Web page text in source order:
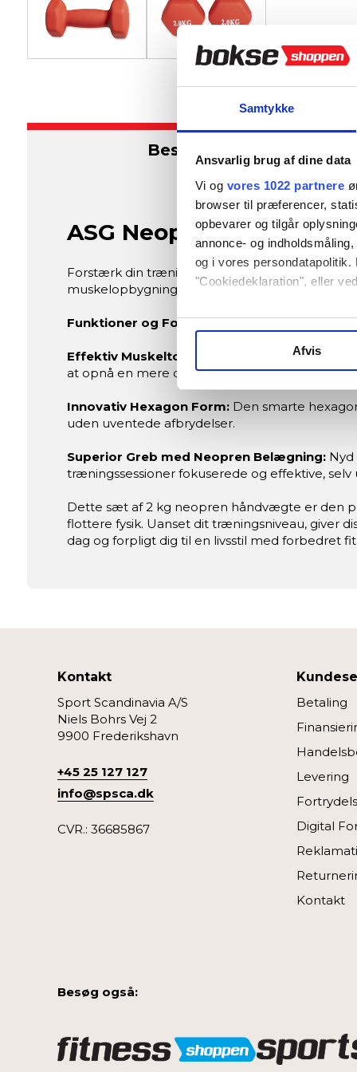
Samtykke
Ansvarlig brug af dine data
Vi og vores 1022 partnere
browser til præferencer,
opbevarer og tilgår
annonce- og
og i vores
"Cookiedeklaration", eller
Hvis du tillader det, vil vi
Vi og vores
Nogle er essentielle for, at
forbedre den.
Vi anvender også første-
eller klik på “Tilpas” for at
Afvis
Beskrivelse
ASG Neopren
Forstærk din træningsrutine med elegance og
muskelopbygning, formgivning og stil, er
Funktioner og Fordele:
Effektiv Muskeltoning:
Disse håndvægte er
at opnå en mere defineret og stærk fysik med
Innovativ Hexagon Form:Den smarte
uden uventede afbrydelser.
Superior Greb med Neopren Belægning:Nyd
træningssessioner fokuserede og effektive,
Dette sæt af 2 kg neopren håndvægte er den
flottere fysik. Uanset dit træningsniveau, giver
dag og forpligt dig til en livsstil med forbedret
Kontakt
Sport Scandinavia A/S
Niels Bohrs Vej 2
9900 Frederikshavn
+45 25 127 127
info@spsca.dk
CVR.: 36685867
Betaling
Levering
Digital
Kontakt
Besøg også: